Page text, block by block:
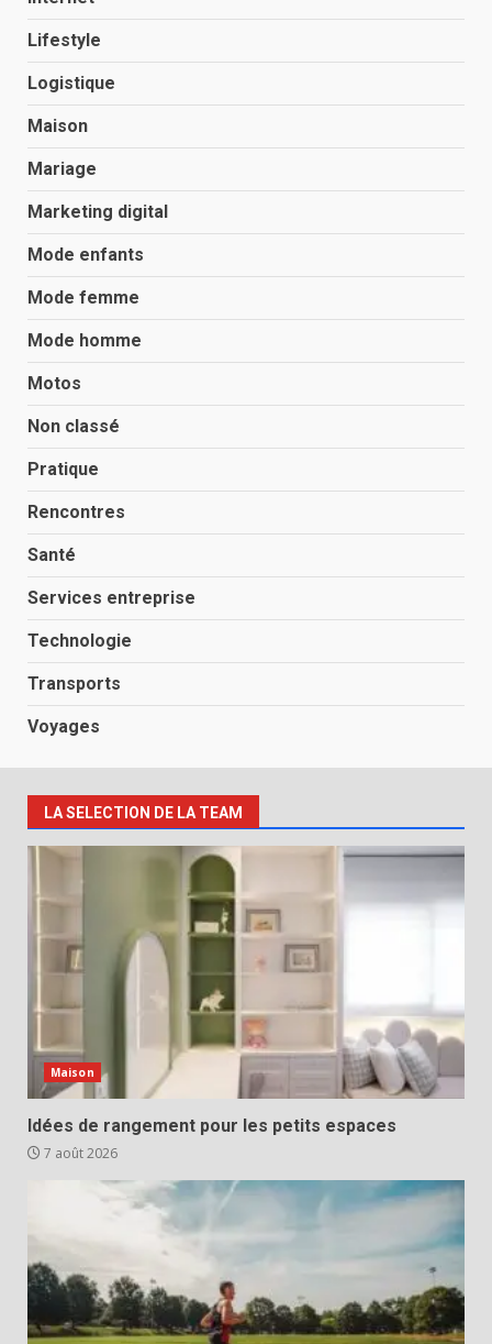
Lifestyle
Logistique
Maison
Mariage
Marketing digital
Mode enfants
Mode femme
Mode homme
Motos
Non classé
Pratique
Rencontres
Santé
Services entreprise
Technologie
Transports
Voyages
LA SELECTION DE LA TEAM
Maison
Idées de rangement pour les petits espaces
7 août 2026